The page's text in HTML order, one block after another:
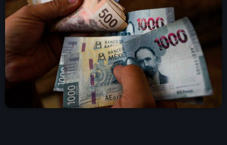
play_arrow LA CAMPESINA 104.5 FM
LA CAMPESINA GEORGIA